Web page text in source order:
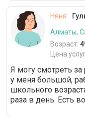
Няня
Алматы,
Возраст:
Цена
Я могу смотреть
у меня большой,
школьного
раза в день. Есть